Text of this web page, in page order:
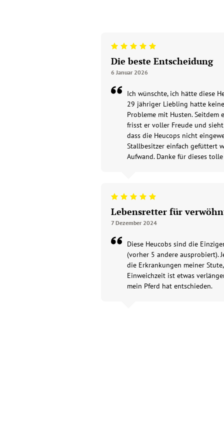
Beoordeling: 5/5
Die beste Entscheidung
6 Januar 2026
Ich wünschte, ich hätte diese
29 jähriger Liebling hatte
Probleme mit Husten. Seitdem
frisst er voller Freude und
dass die Heucops nicht
Stallbesitzer einfach gefüttert
Aufwand. Danke für dieses
Beoordeling: 5/5
Lebensretter für
7 Dezember 2024
Diese Heucobs sind die
(vorher 5 andere ausprobiert).
die Erkrankungen meiner
Einweichzeit ist etwas
mein Pferd hat entschieden.